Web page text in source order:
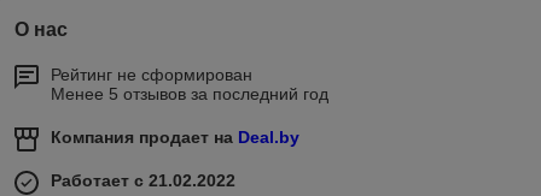
О нас
Рейтинг не сформирован
Менее 5 отзывов за последний год
Компания продает на Deal.by
Работает с 21.02.2022